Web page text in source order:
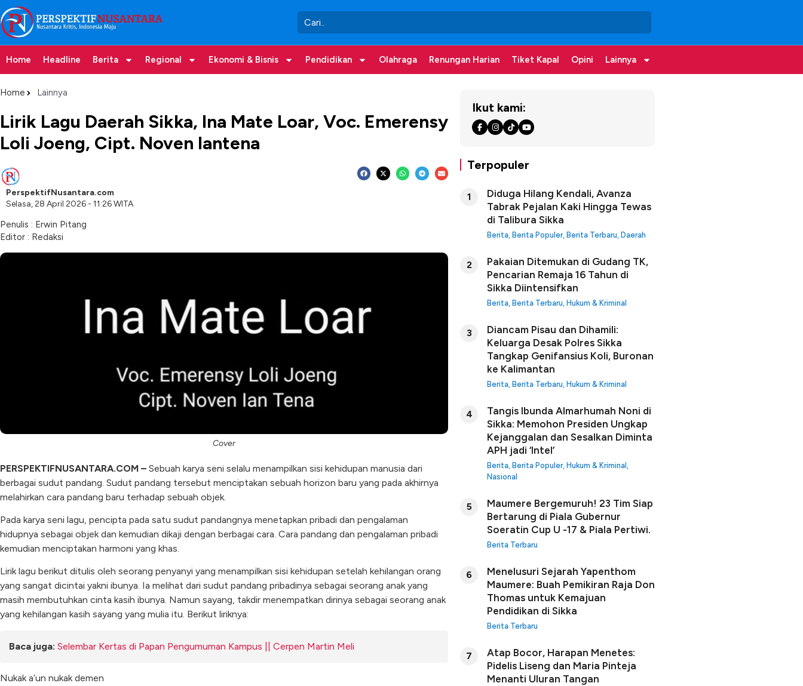
Home Headline Berita Regional Ekonomi & Bisnis Pendidikan Olahraga Renungan Harian Tiket Kapal Opini Lainnya
Home Lainnya
Lirik Lagu Daerah Sikka, Ina Mate Loar, Voc. Emerensy
Loli Joeng, Cipt. Noven Iantena
PerspektifNusantara.com
Selasa, 28 April 2026 - 11:26 WITA
Penulis : Erwin Pitang
Editor : Redaksi
Cover
PERSPEKTIFNUSANTARA.COM – Sebuah karya seni selalu menampilkan sisi kehidupan manusia dari
berbagai sudut pandang. Sudut pandang tersebut menciptakan sebuah horizon baru yang pada akhirnya
melahirkan cara pandang baru terhadap sebuah objek.
Pada karya seni lagu, pencipta pada satu sudut pandangnya menetapkan pribadi dan pengalaman
hidupnya sebagai objek dan kemudian dikaji dengan berbagai cara. Cara pandang dan pengalaman pribadi
kemudian menciptakan harmoni yang khas.
Lirik lagu berikut ditulis oleh seorang penyanyi yang menampilkan sisi kehidupan setelah kehilangan orang
yang sangat dicintai yakni ibunya. Ia melihat dari sudut pandang pribadinya sebagai seorang anak yang
masih membutuhkan cinta kasih ibunya. Namun sayang, takdir menempatkan dirinya sebagai seorang anak
yang kehilangan kasih sayang yang mulia itu. Berikut liriknya:
Baca juga: Selembar Kertas di Papan Pengumuman Kampus || Cerpen Martin Meli
Nukak a’un nukak demen
Ikut kami:
Terpopuler
1
Diduga Hilang Kendali, Avanza
Tabrak Pejalan Kaki Hingga Tewas
di Talibura Sikka
Berita, Berita Populer, Berita Terbaru, Daerah
2
Pakaian Ditemukan di Gudang TK,
Pencarian Remaja 16 Tahun di
Sikka Diintensifkan
Berita, Berita Terbaru, Hukum & Kriminal
3
Diancam Pisau dan Dihamili:
Keluarga Desak Polres Sikka
Tangkap Genifansius Koli, Buronan
ke Kalimantan
Berita, Berita Terbaru, Hukum & Kriminal
4
Tangis Ibunda Almarhumah Noni di
Sikka: Memohon Presiden Ungkap
Kejanggalan dan Sesalkan Diminta
APH jadi ‘Intel’
Berita, Berita Populer, Hukum & Kriminal ,
Nasional
5
Maumere Bergemuruh! 23 Tim Siap
Bertarung di Piala Gubernur
Soeratin Cup U -17 & Piala Pertiwi.
Berita Terbaru
6
Menelusuri Sejarah Yapenthom
Maumere: Buah Pemikiran Raja Don
Thomas untuk Kemajuan
Pendidikan di Sikka
Berita Terbaru
7
Atap Bocor, Harapan Menetes:
Pidelis Liseng dan Maria Pinteja
Menanti Uluran Tangan